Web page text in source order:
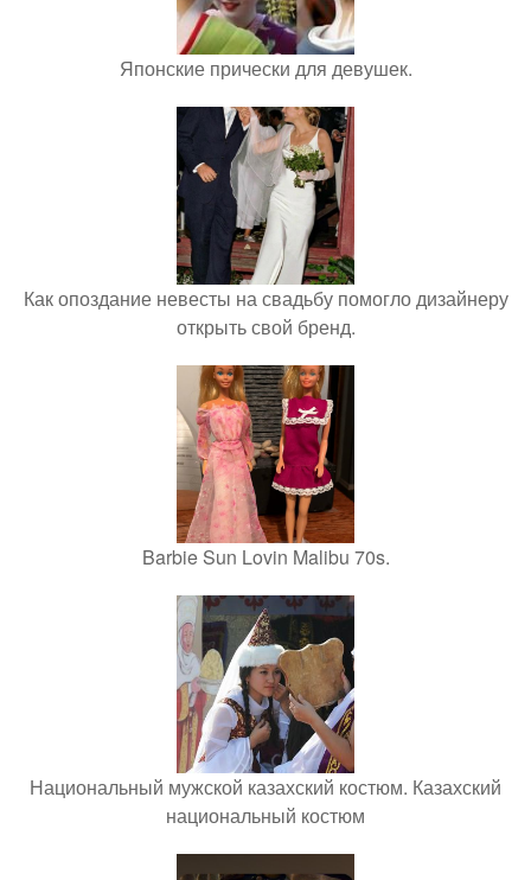
Японские прически для девушек.
Как опоздание невесты на свадьбу помогло дизайнеру
открыть свой бренд.
Barbie Sun Lovin Malibu 70s.
Национальный мужской казахский костюм. Казахский
национальный костюм